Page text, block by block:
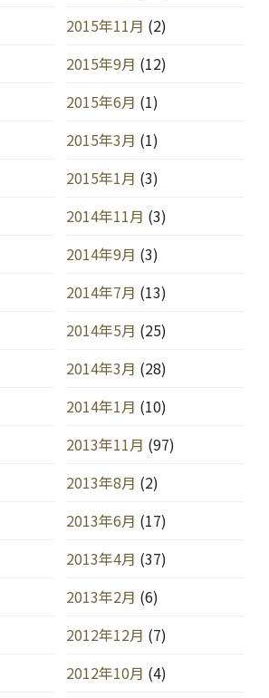
2015年11月 (2)
2015年9月 (12)
2015年6月 (1)
2015年3月 (1)
2015年1月 (3)
2014年11月 (3)
2014年9月 (3)
2014年7月 (13)
2014年5月 (25)
2014年3月 (28)
2014年1月 (10)
2013年11月 (97)
2013年8月 (2)
2013年6月 (17)
2013年4月 (37)
2013年2月 (6)
2012年12月 (7)
2012年10月 (4)